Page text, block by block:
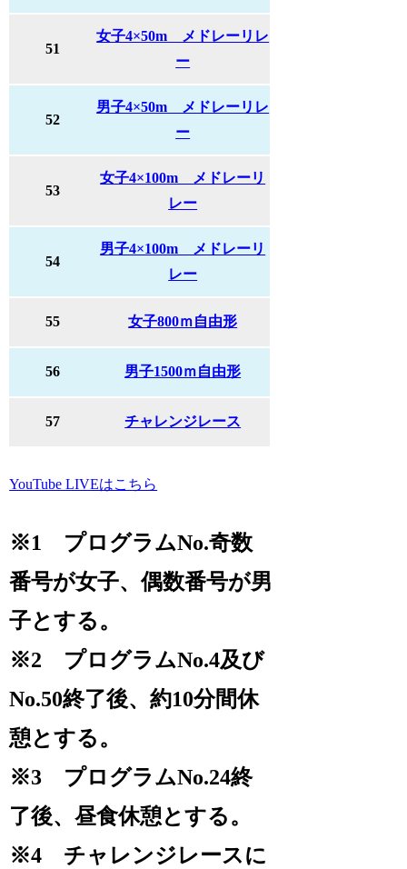
51
女子4×50m メドレーリレ
ー
52
男子4×50m メドレーリレ
ー
53
女子4×100m メドレーリ
レー
54
男子4×100m メドレーリ
レー
55 女子800ｍ自由形
56 男子1500ｍ自由形
57 チャレンジレース
YouTube LIVEはこちら
※1 プログラムNo.奇数
番号が女子、偶数番号が男
子とする。
※2 プログラムNo.4及び
No.50終了後、約10分間休
憩とする。
※3 プログラムNo.24終
了後、昼食休憩とする。
※4 チャレンジレースに